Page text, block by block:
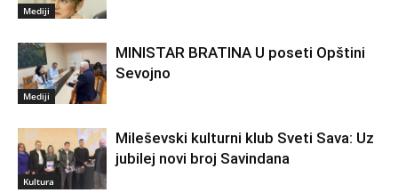
Mediji
Mediji
MINISTAR BRATINA U poseti Opštini
Sevojno
Kultura
Mileševski kulturni klub Sveti Sava: Uz
jubilej novi broj Savindana